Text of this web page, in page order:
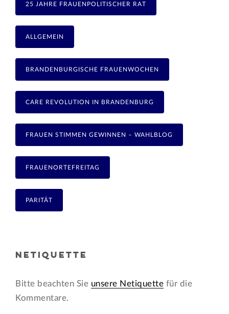
25 JAHRE FRAUENPOLITISCHER RAT
ALLGEMEIN
BRANDENBURGISCHE FRAUENWOCHEN
CARE REVOLUTION IN BRANDENBURG
FRAUEN STIMMEN GEWINNEN – WAHLBLOG
FRAUENORTEFREITAG
PARITÄT
NETIQUETTE
Bitte beachten Sie unsere Netiquette für die
Kommentare.